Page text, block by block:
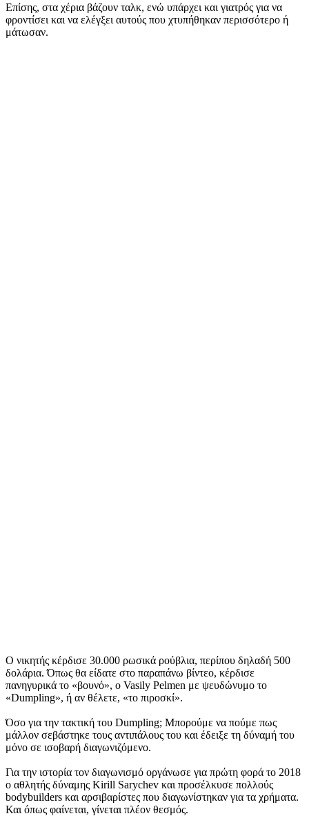
Επίσης, στα χέρια βάζουν ταλκ, ενώ υπάρχει και γιατρός για να
φροντίσει και να ελέγξει αυτούς που χτυπήθηκαν περισσότερο ή
μάτωσαν.
Ο νικητής κέρδισε 30.000 ρωσικά ρούβλια, περίπου δηλαδή 500
δολάρια. Όπως θα είδατε στο παραπάνω βίντεο, κέρδισε
πανηγυρικά το «βουνό», ο Vasily Pelmen με ψευδώνυμο το
«Dumpling», ή αν θέλετε, «το πιροσκί».
Όσο για την τακτική του Dumpling; Μπορούμε να πούμε πως
μάλλον σεβάστηκε τους αντιπάλους του και έδειξε τη δύναμή του
μόνο σε ισοβαρή διαγωνιζόμενο.
Για την ιστορία τον διαγωνισμό οργάνωσε για πρώτη φορά το 2018
ο αθλητής δύναμης Kirill Sarychev και προσέλκυσε πολλούς
bodybuilders και αρσιβαρίστες που διαγωνίστηκαν για τα χρήματα.
Και όπως φαίνεται, γίνεται πλέον θεσμός.